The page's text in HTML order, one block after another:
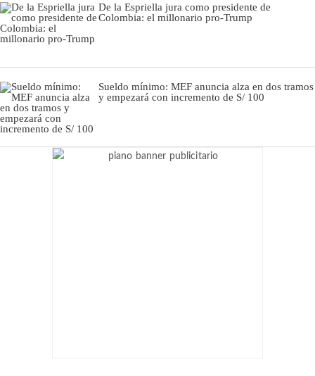
De la Espriella jura como presidente de
Colombia: el millonario pro-Trump
Sueldo mínimo: MEF anuncia alza en dos tramos
y empezará con incremento de S/ 100